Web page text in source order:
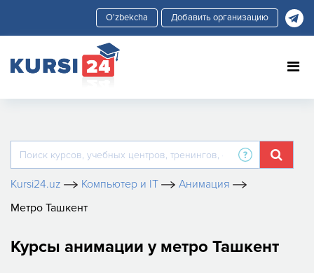
Добавить организацию
Kursi24.uz Компьютер и IT
Анимация
Метро Ташкент
Курсы анимации у метро Ташкент